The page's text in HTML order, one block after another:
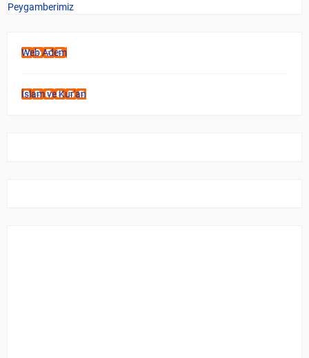
Peygamberimiz
Web Adem
İslam ve Kur'an